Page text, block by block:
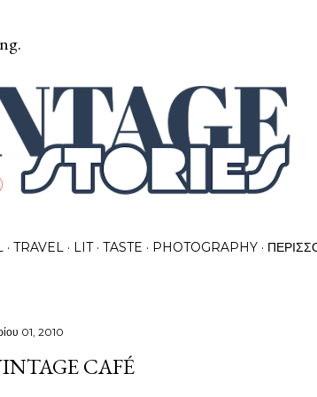
TRAVEL LIT TASTE PHOTOGRAPHY
01, 2010
CAFÉ